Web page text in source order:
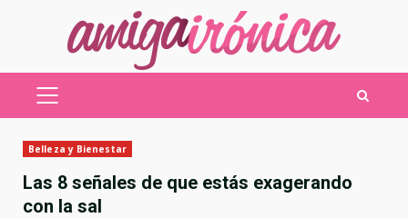
MENÚ
Belleza y Bienestar
Las 8 señales de que estás exagerando
con la sal